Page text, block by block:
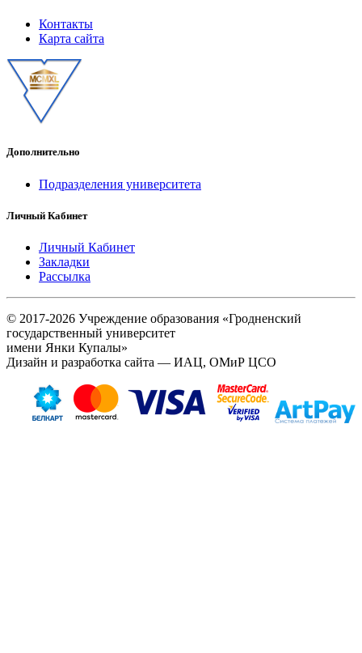
Контакты
Карта сайта
Дополнительно
Подразделения университета
Личный Кабинет
Личный Кабинет
Закладки
Рассылка
© 2017-2026 Учреждение образования «Гродненский
государственный университет
имени Янки Купалы»
Дизайн и разработка сайта — ИАЦ, ОМиР ЦСО